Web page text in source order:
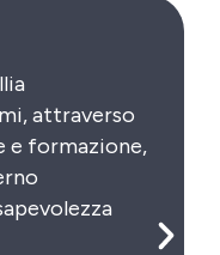
attraverso
e formazione,